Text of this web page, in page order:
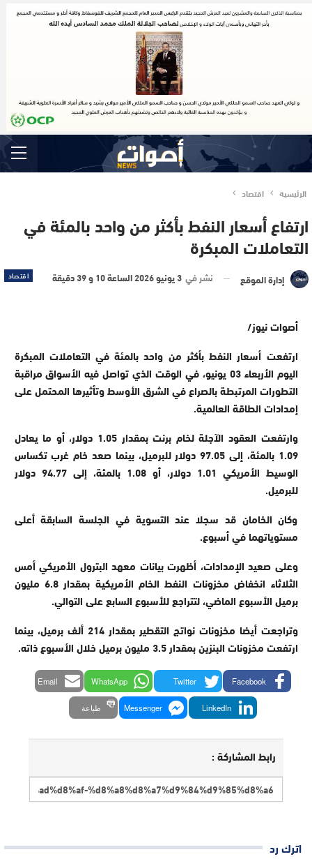
الرئيسية اقتصاد
ارتفاع أسعار النفط بأكثر من واحد بالمئة في
التعاملات المبكرة
اقتصاد إدارة الموقع نشر في 3 يونيو 2026 الساعة 10 و 39 دقيقة
أصوات نيوز/
ارتفعت أسعار النفط بأكثر من واحد بالمئة في التعاملات المبكرة
اليوم الأربعاء 03 يونيو، في الوقت الذي تواصل فيه الأسواق مراقبة
التطورات المرتبطة بالصراع في الشرق الأوسط وتأثيرها المحتمل على
إمدادات الطاقة العالمية.
وارتفعت العقود الآجلة لخام برنت بمقدار 1.05 دولار، أو ما يعادل
1.09 بالمئة، إلى 97.05 دولار للبرميل، بينما صعد خام غرب تكساس
الوسيط الأمريكي 1.01 دولار، أو 1.08 بالمئة، إلى 94.77 دولار
للبرميل.
وكان الخامان قد سجلا عند التسوية في الجلسة السابقة أعلى
مستوياتهما في أسبوع.
وعلى صعيد الإمدادات، أظهرت بيانات معهد البترول الأمريكي أمس
الثلاثاء انخفاض مخزونات النفط الخام الأمريكية بمقدار 6.8 مليون
برميل الأسبوع الماضي، لتتراجع للأسبوع السابع على التوالي.
وتراجعت أيضا مخزونات نواتج التقطير بمقدار 214 ألف برميل، بينما
ارتفعت مخزونات البنزين بمقدار 3.5 مليون برميل خلال الأسبوع ذاته.
Facebook
Twitter
WhatsApp
Email
LinkedIn
Messenger طباعة
رابط المشاركة :
اترك رد